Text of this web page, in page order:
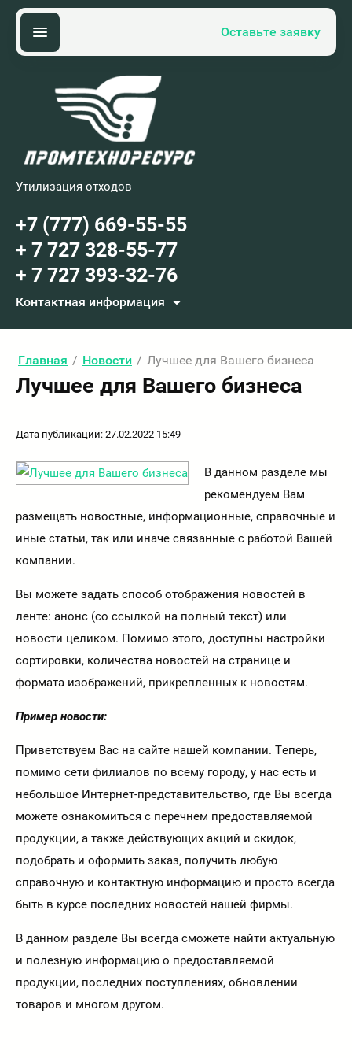
Оставьте заявку
Утилизация отходов
+7 (777) 669-55-55
+ 7 727 328-55-77
+ 7 727 393-32-76
Контактная информация
Главная / Новости / Лучшее для Вашего бизнеса
Лучшее для Вашего бизнеса
Дата публикации: 27.02.2022 15:49
В данном разделе мы
рекомендуем Вам
размещать новостные, информационные, справочные и
иные статьи, так или иначе связанные с работой Вашей
компании.
Вы можете задать способ отображения новостей в
ленте: анонс (со ссылкой на полный текст) или
новости целиком. Помимо этого, доступны настройки
сортировки, количества новостей на странице и
формата изображений, прикрепленных к новостям.
Пример новости:
Приветствуем Вас на сайте нашей компании. Теперь,
помимо сети филиалов по всему городу, у нас есть и
небольшое Интернет-представительство, где Вы всегда
можете ознакомиться с перечнем предоставляемой
продукции, а также действующих акций и скидок,
подобрать и оформить заказ, получить любую
справочную и контактную информацию и просто всегда
быть в курсе последних новостей нашей фирмы.
В данном разделе Вы всегда сможете найти актуальную
и полезную информацию о предоставляемой
продукции, последних поступлениях, обновлении
товаров и многом другом.